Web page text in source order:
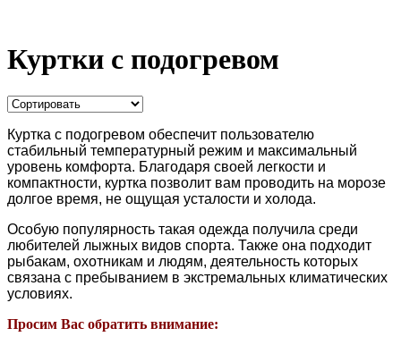
Куртки с подогревом
Куртка с подогревом обеспечит пользователю
стабильный температурный режим и максимальный
уровень комфорта. Благодаря своей легкости и
компактности, куртка позволит вам проводить на морозе
долгое время, не ощущая усталости и холода.
Особую популярность такая одежда получила среди
любителей лыжных видов спорта. Также она подходит
рыбакам, охотникам и людям, деятельность которых
связана с пребыванием в экстремальных климатических
условиях.
Просим Вас обратить внимание: